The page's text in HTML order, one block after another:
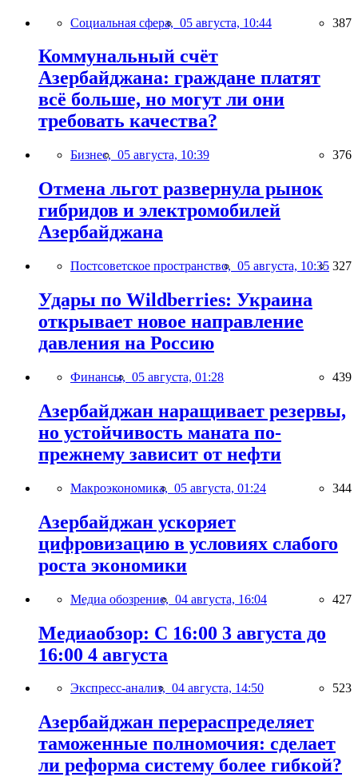
Социальная сфера, 05 августа, 10:44 387
Коммунальный счёт
Азербайджана: граждане платят
всё больше, но могут ли они
требовать качества?
Бизнес, 05 августа, 10:39 376
Отмена льгот развернула рынок
гибридов и электромобилей
Азербайджана
Постсоветское пространство, 05 августа, 10:35 327
Удары по Wildberries: Украина
открывает новое направление
давления на Россию
Финансы, 05 августа, 01:28 439
Азербайджан наращивает резервы,
но устойчивость маната по-
прежнему зависит от нефти
Макроэкономика, 05 августа, 01:24 344
Азербайджан ускоряет
цифровизацию в условиях слабого
роста экономики
Медиа обозрение, 04 августа, 16:04 427
Медиаобзор: С 16:00 3 августа до
16:00 4 августа
Экспресс-анализ, 04 августа, 14:50 523
Азербайджан перераспределяет
таможенные полномочия: сделает
ли реформа систему более гибкой?